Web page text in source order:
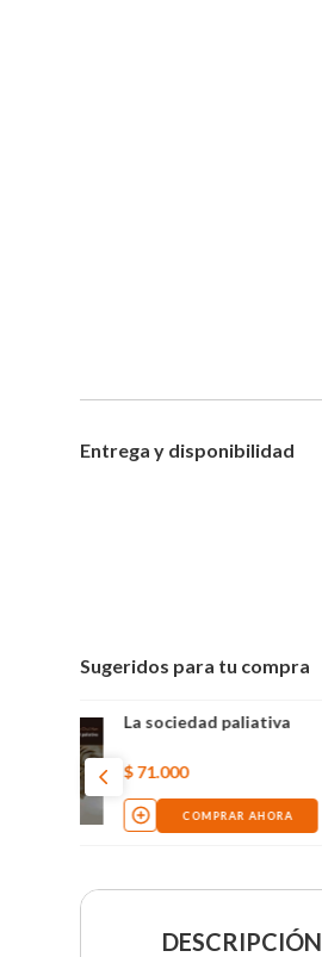
Entrega y disponibilidad
Sugeridos para tu compra
Meditaciones de gato
$59.000
COMPRAR AHORA
DESCRIPCIÓN